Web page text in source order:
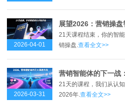
2026-04-01
21天课程结束，你的智
销操盘.查看全文>>
2026-03-31
营销智能体的下一战
21天的课程，我们从认
2026年. 查看全文>>